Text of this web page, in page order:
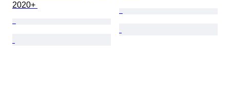
2020+